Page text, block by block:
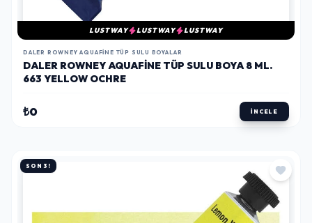
LUSTWAY LUSTWAY LUSTWAY
DALER ROWNEY AQUAFINE TÜP SULU BOYALAR
DALER ROWNEY AQUAFINE TÜP SULU BOYA 8 ML.
663 YELLOW OCHRE
₺0 İNCELE
SON 3!